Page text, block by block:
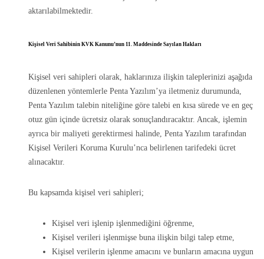
aktarılabilmektedir.
Kişisel Veri Sahibinin KVK Kanunu’nun 11. Maddesinde Sayılan Hakları
Kişisel veri sahipleri olarak, haklarınıza ilişkin taleplerinizi aşağıda
düzenlenen yöntemlerle Penta Yazılım’ya iletmeniz durumunda,
Penta Yazılım talebin niteliğine göre talebi en kısa sürede ve en geç
otuz gün içinde ücretsiz olarak sonuçlandıracaktır. Ancak, işlemin
ayrıca bir maliyeti gerektirmesi halinde, Penta Yazılım tarafından
Kişisel Verileri Koruma Kurulu’nca belirlenen tarifedeki ücret
alınacaktır.
Bu kapsamda kişisel veri sahipleri;
Kişisel veri işlenip işlenmediğini öğrenme,
Kişisel verileri işlenmişse buna ilişkin bilgi talep etme,
Kişisel verilerin işlenme amacını ve bunların amacına uygun